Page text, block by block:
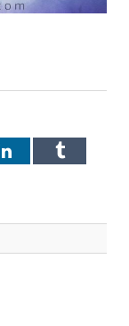
LinkedInTumblr